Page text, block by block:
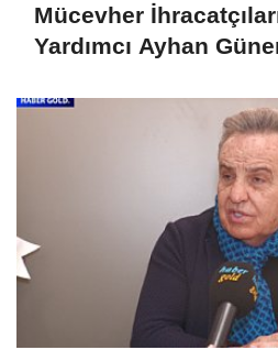
Mücevher
Yardımcı Ayhan